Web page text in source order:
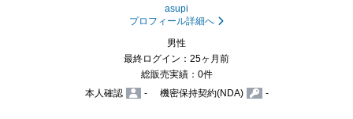
asupi
プロフィール詳細へ
男性
最終ログイン：25ヶ月前
総販売実績：0件
本人確認
- 機密保持契約(NDA) -